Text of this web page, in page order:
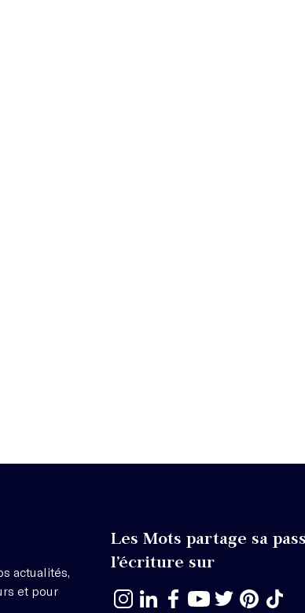
actualités,
et pour
Les Mots partage sa
l’écriture sur